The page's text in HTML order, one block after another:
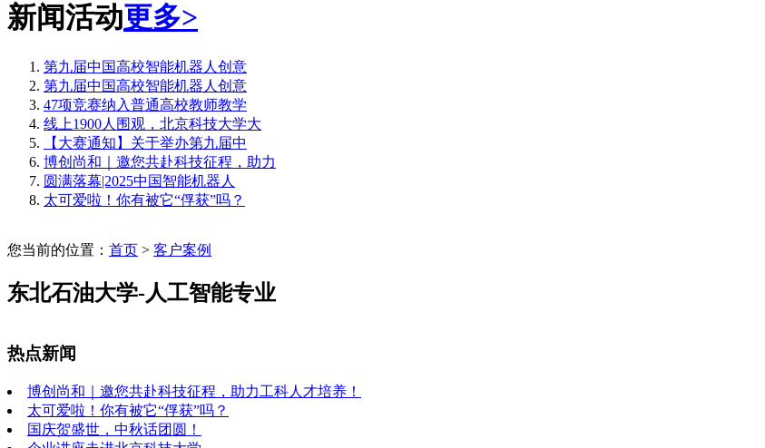
新闻活动更多>
第九届中国高校智能机器人创意
第九届中国高校智能机器人创意
47项竞赛纳入普通高校教师教学
线上1900人围观，北京科技大学大
【大赛通知】关于举办第九届中
博创尚和｜邀您共赴科技征程，助力
圆满落幕|2025中国智能机器人
太可爱啦！你有被它“俘获”吗？
您当前的位置： 首页 > 客户案例
东北石油大学-人工智能专业
热点新闻
博创尚和｜邀您共赴科技征程，助力工科人才培养！
太可爱啦！你有被它“俘获”吗？
国庆贺盛世，中秋话团圆！